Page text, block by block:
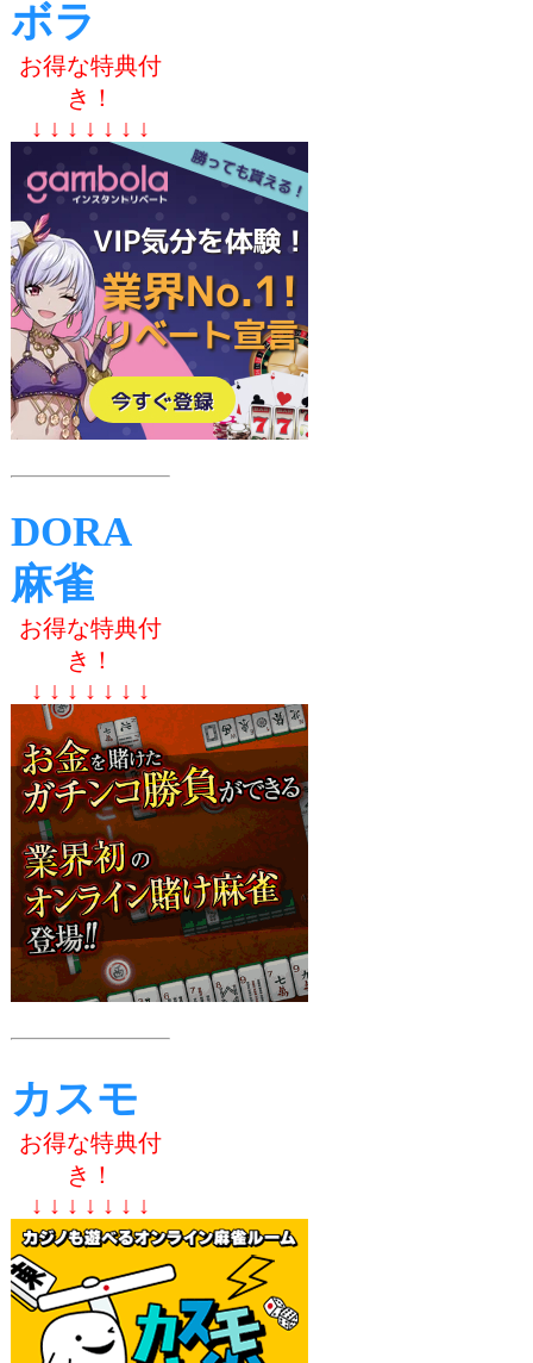
ボラ
お得な特典付
き！
↓ ↓ ↓ ↓ ↓ ↓ ↓
DORA
麻雀
お得な特典付
き！
↓ ↓ ↓ ↓ ↓ ↓ ↓
カスモ
お得な特典付
き！
↓ ↓ ↓ ↓ ↓ ↓ ↓